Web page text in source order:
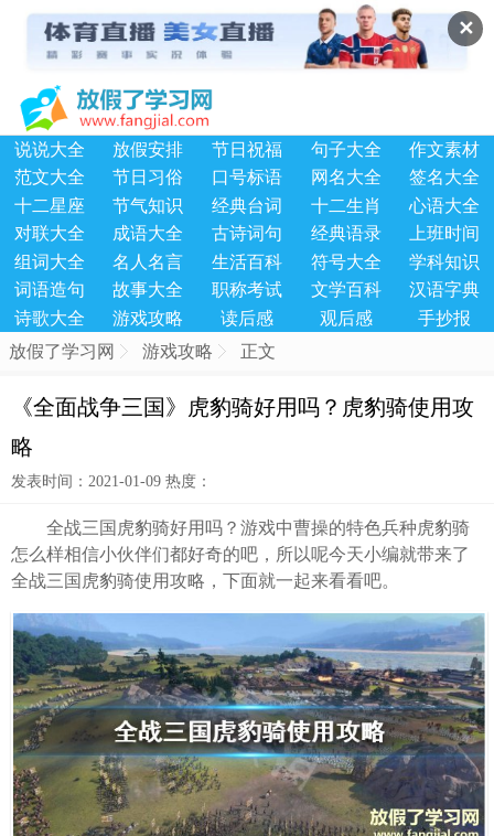
✕
说说大全 放假安排 节日祝福 句子大全
作文素材
范文大全
节日习俗 口号标语 网名大全
签名大全
十二星座
节气知识 经典台词 十二生肖
心语大全
对联大全
成语大全 古诗词句 经典语录
上班时间
组词大全
名人名言 生活百科 符号大全
学科知识
词语造句
故事大全 职称考试 文学百科
汉语字典
诗歌大全
游戏攻略 读后感 观后感
手抄报
放假了学习网
游戏攻略 正文
《全面战争三国》虎豹骑好用吗？虎豹骑使用攻
略
发表时间：2021-01-09 热度：
全战三国虎豹骑好用吗？游戏中曹操的特色兵种虎豹骑
怎么样相信小伙伴们都好奇的吧，所以呢今天小编就带来了
全战三国虎豹骑使用攻略，下面就一起来看看吧。